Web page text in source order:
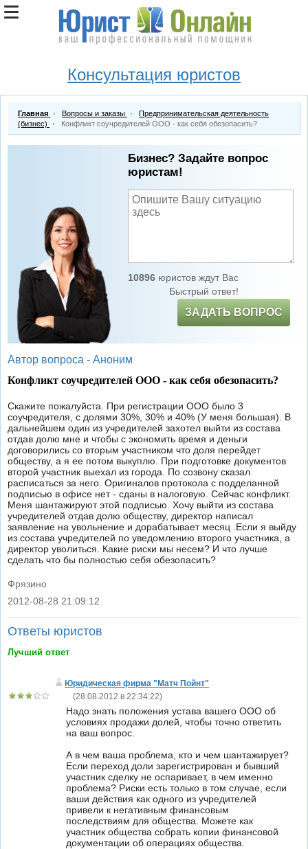
Консультация юристов
Главная Вопросы и заказы
Предпринимательская деятельность
(бизнес)
Конфликт соучредителей ООО - как себя обезопасить?
Бизнес? Задайте вопрос
юристам!
10896юристов ждут Вас
Быстрый ответ!
ЗАДАТЬ ВОПРОС
Автор вопроса - Аноним
Конфликт соучредителей ООО - как себя обезопасить?
Скажите пожалуйста. При регистрации ООО было 3
соучредителя, с долями 30%, 30% и 40% (У меня большая). В
дальнейшем один из учредителей захотел выйти из состава
отдав долю мне и чтобы с экономить время и деньги
договорились со вторым участником что доля перейдет
обществу, а я ее потом выкуплю. При подготовке документов
второй участник выехал из города. По созвону сказал
расписаться за него. Оригиналов протокола с подделанной
подписью в офисе нет - сданы в налоговую. Сейчас конфликт.
Меня шантажируют этой подписью. Хочу выйти из состава
учредителей отдав долю обществу, директор написал
заявление на увольнение и дорабатывает месяц .Если я выйду
из состава учредителей по уведомлению второго участника, а
директор уволиться. Какие риски мы несем? И что лучше
сделать что бы полностью себя обезопасить?
Фрязино
|
2012-08-28 21:09:12
Ответы юристов
Лучший ответ
Юридическая фирма "Матч Пойнт"
(28.08.2012 в 22:34:22)
Надо знать положения устава вашего ООО об
условиях продажи долей, чтобы точно ответить
на ваш вопрос.
А в чем ваша проблема, кто и чем шантажирует?
Если переход доли зарегистрирован и бывший
участник сделку не оспаривает, в чем именно
проблема? Риски есть только в том случае, если
ваши действия как одного из учредителей
привели к негативным финансовым
последствиям для общества. Можете как
участник общества собрать копии финансовой
документации об операциях общества.